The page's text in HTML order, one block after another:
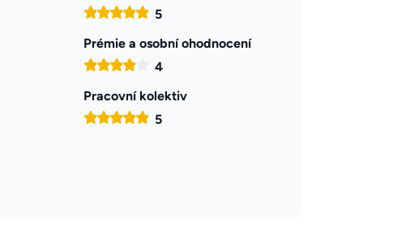
5
Prémie a osobní ohodnocení
4
Pracovní kolektiv
5